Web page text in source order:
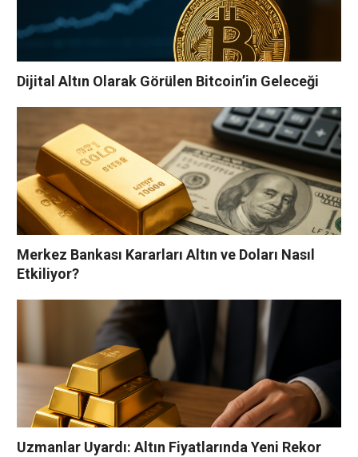
Dijital Altın Olarak Görülen Bitcoin’in Geleceği
Merkez Bankası Kararları Altın ve Doları Nasıl
Etkiliyor?
Uzmanlar Uyardı: Altın Fiyatlarında Yeni Rekor